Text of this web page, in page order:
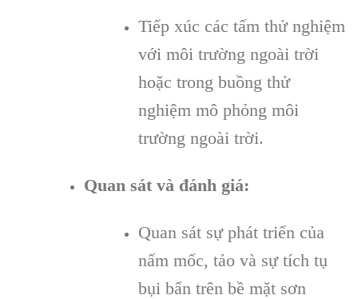
Tiếp xúc các tấm thử nghiệm
với môi trường ngoài trời
hoặc trong buồng thử
nghiệm mô phỏng môi
trường ngoài trời.
Quan sát và đánh giá:
Quan sát sự phát triển của
nấm mốc, tảo và sự tích tụ
bụi bẩn trên bề mặt sơn